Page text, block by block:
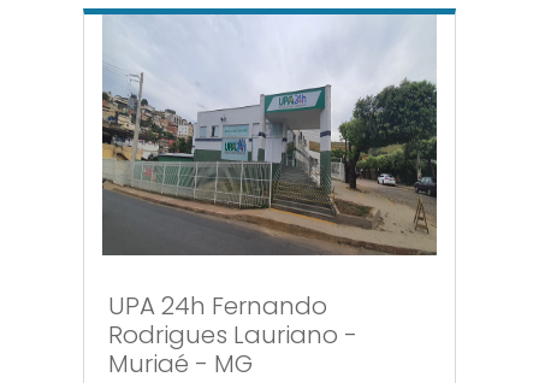
UPA 24h Fernando
Rodrigues Lauriano -
Muriaé - MG